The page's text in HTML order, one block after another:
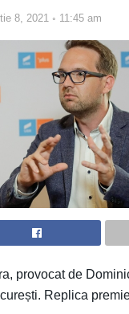
8, 2021 ◦ 11:45 am
provocat de
Replica